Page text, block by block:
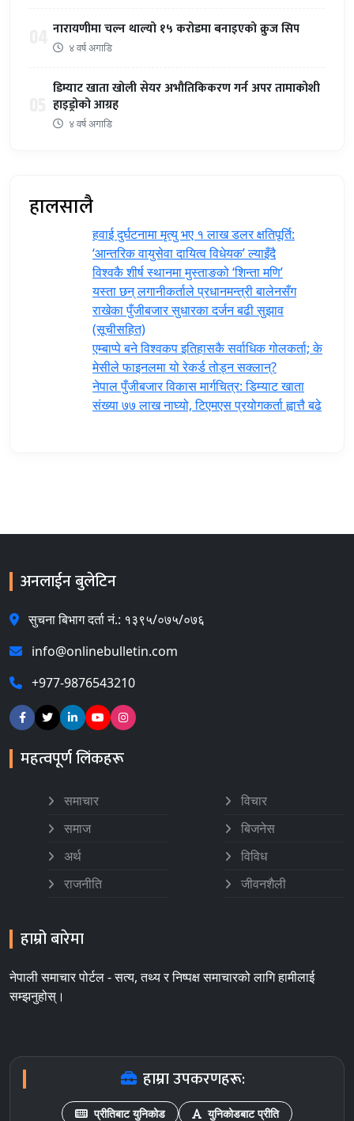
नारायणीमा चल्न थाल्यो १५ करोडमा बनाइएको क्रुज सिप
४ वर्ष अगाडि
डिम्याट खाता खोली सेयर अभौतिकिकरण गर्न अपर तामाकोशी
हाइड्रोको आग्रह
४ वर्ष अगाडि
हालसालै
हवाई दुर्घटनामा मृत्यु भए १ लाख डलर क्षतिपूर्ति:
‘आन्तरिक वायुसेवा दायित्व विधेयक’ ल्याइँदै
विश्वकै शीर्ष स्थानमा मुस्ताङको ‘शिन्ता मणि’
यस्ता छन् लगानीकर्ताले प्रधानमन्त्री ‍बालेनसँग
राखेका पुँजीबजार सुधारका दर्जन बढी सुझाव
(सूचीसहित)
एम्बाप्पे बने विश्वकप इतिहासकै सर्वाधिक गोलकर्ता; के
मेसीले फाइनलमा यो रेकर्ड तोड्न सक्लान्?
नेपाल पुँजीबजार विकास मार्गचित्र: डिम्याट खाता
संख्या ७७ लाख नाघ्यो, टिएमएस प्रयोगकर्ता ह्वात्तै बढे
अनलाईन बुलेटिन
सुचना बिभाग दर्ता नं.: १३९५/०७५/०७६
info@onlinebulletin.com
+977-9876543210
महत्वपूर्ण लिंकहरू
समाचार
समाज
अर्थ
राजनीति
विचार
बिजनेस
विविध
जीवनशैली
हाम्रो बारेमा
नेपाली समाचार पोर्टल - सत्य, तथ्य र निष्पक्ष समाचारको लागि हामीलाई
सम्झनुहोस्।
हाम्रा उपकरणहरू:
प्रीतिबाट युनिकोड युनिकोडबाट प्रीति